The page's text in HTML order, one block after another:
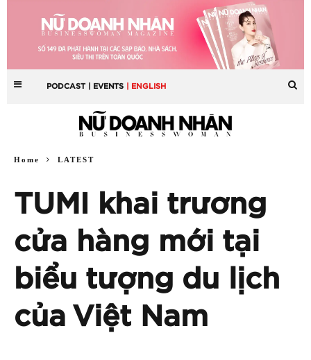
PODCAST | EVENTS | ENGLISH
Home LATEST
TUMI khai trương
cửa hàng mới tại
biểu tượng du lịch
của Việt Nam